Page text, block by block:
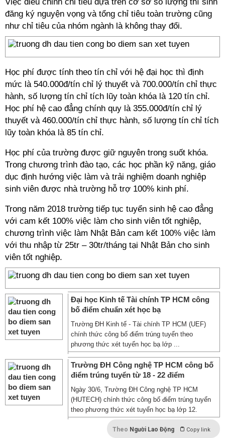
đăng ký nguyện vọng và tổng chỉ tiêu toàn trường cũng
như chỉ tiêu của nhóm ngành là không thay đổi.
Học phí được tính theo tín chỉ với hệ đại học thì định
mức là 540.000đ/tín chỉ lý thuyết và 700.000/tín chỉ thực
hành, số lượng tín chỉ tích lũy toàn khóa là 120 tín chỉ.
Học phí hệ cao đẳng chính quy là 355.000đ/tín chỉ lý
thuyết và 460.000/tín chỉ thực hành, số lượng tín chỉ tích
lũy toàn khóa là 85 tín chỉ.
Học phí của trường được giữ nguyên trong suốt khóa.
Trong chương trình đào tạo, các học phần kỹ năng, giáo
dục định hướng việc làm và trải nghiệm doanh nghiệp
sinh viên được nhà trường hỗ trợ 100% kinh phí.
Trong năm 2018 trường tiếp tục tuyển sinh hệ cao đẳng
với cam kết 100% việc làm cho sinh viên tốt nghiệp,
chương trình việc làm Nhật Bản cam kết 100% việc làm
với thu nhập từ 25tr – 30tr/tháng tại Nhật Bản cho sinh
viên tốt nghiệp.
Đại học Kinh tế Tài chính TP HCM công
bố điểm chuẩn xét học bạ
Trường ĐH Kinh tế - Tài chính TP HCM (UEF)
chính thức công bố điểm trúng tuyển theo
phương thức xét tuyển học bạ lớp ...
Trường ĐH Công nghệ TP HCM công bố
điểm trúng tuyển từ 18 - 22 điểm
Ngày 30/6, Trường ĐH Công nghệ TP HCM
(HUTECH) chính thức công bố điểm trúng tuyển
theo phương thức xét tuyển học bạ lớp 12.
Theo Người Lao Động Copy link